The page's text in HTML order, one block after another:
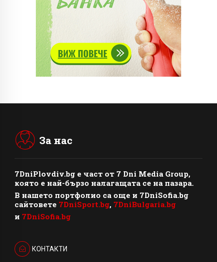
За нас
7DniPlovdiv.bg e част от 7 Dni Media Group,
която е най-бързо налагащата се на пазара.
В нашето портфолио са още и 7DniSofia.bg
сайтовете 7DniSport.bg, 7DniBulgaria.bg
и 7DniSofia.bg
КОНТАКТИ